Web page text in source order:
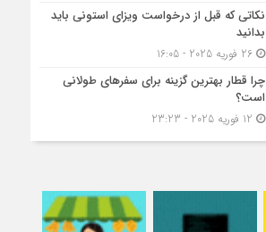
نکاتی که قبل از درخواست ویزای استونی باید
بدانید
26 فوریه 2025 - 16:05
چرا قطار بهترین گزینه برای سفرهای طولانی
است؟